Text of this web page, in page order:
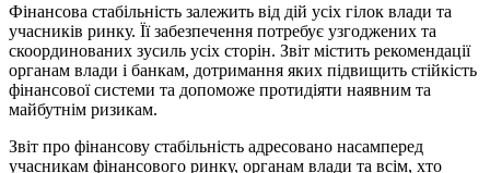
Фінансова стабільність залежить від дій усіх гілок влади та
учасників ринку. Її забезпечення потребує узгоджених та
скоординованих зусиль усіх сторін. Звіт містить рекомендації
органам влади і банкам, дотримання яких підвищить стійкість
фінансової системи та допоможе протидіяти наявним та
майбутнім ризикам.
Звіт про фінансову стабільність адресовано насамперед
учасникам фінансового ринку, органам влади та всім, хто